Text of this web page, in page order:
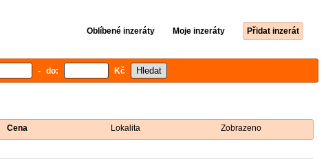
Oblíbené inzeráty Moje inzeráty Přidat inzerát
- do: Kč
Cena Lokalita Zobrazeno